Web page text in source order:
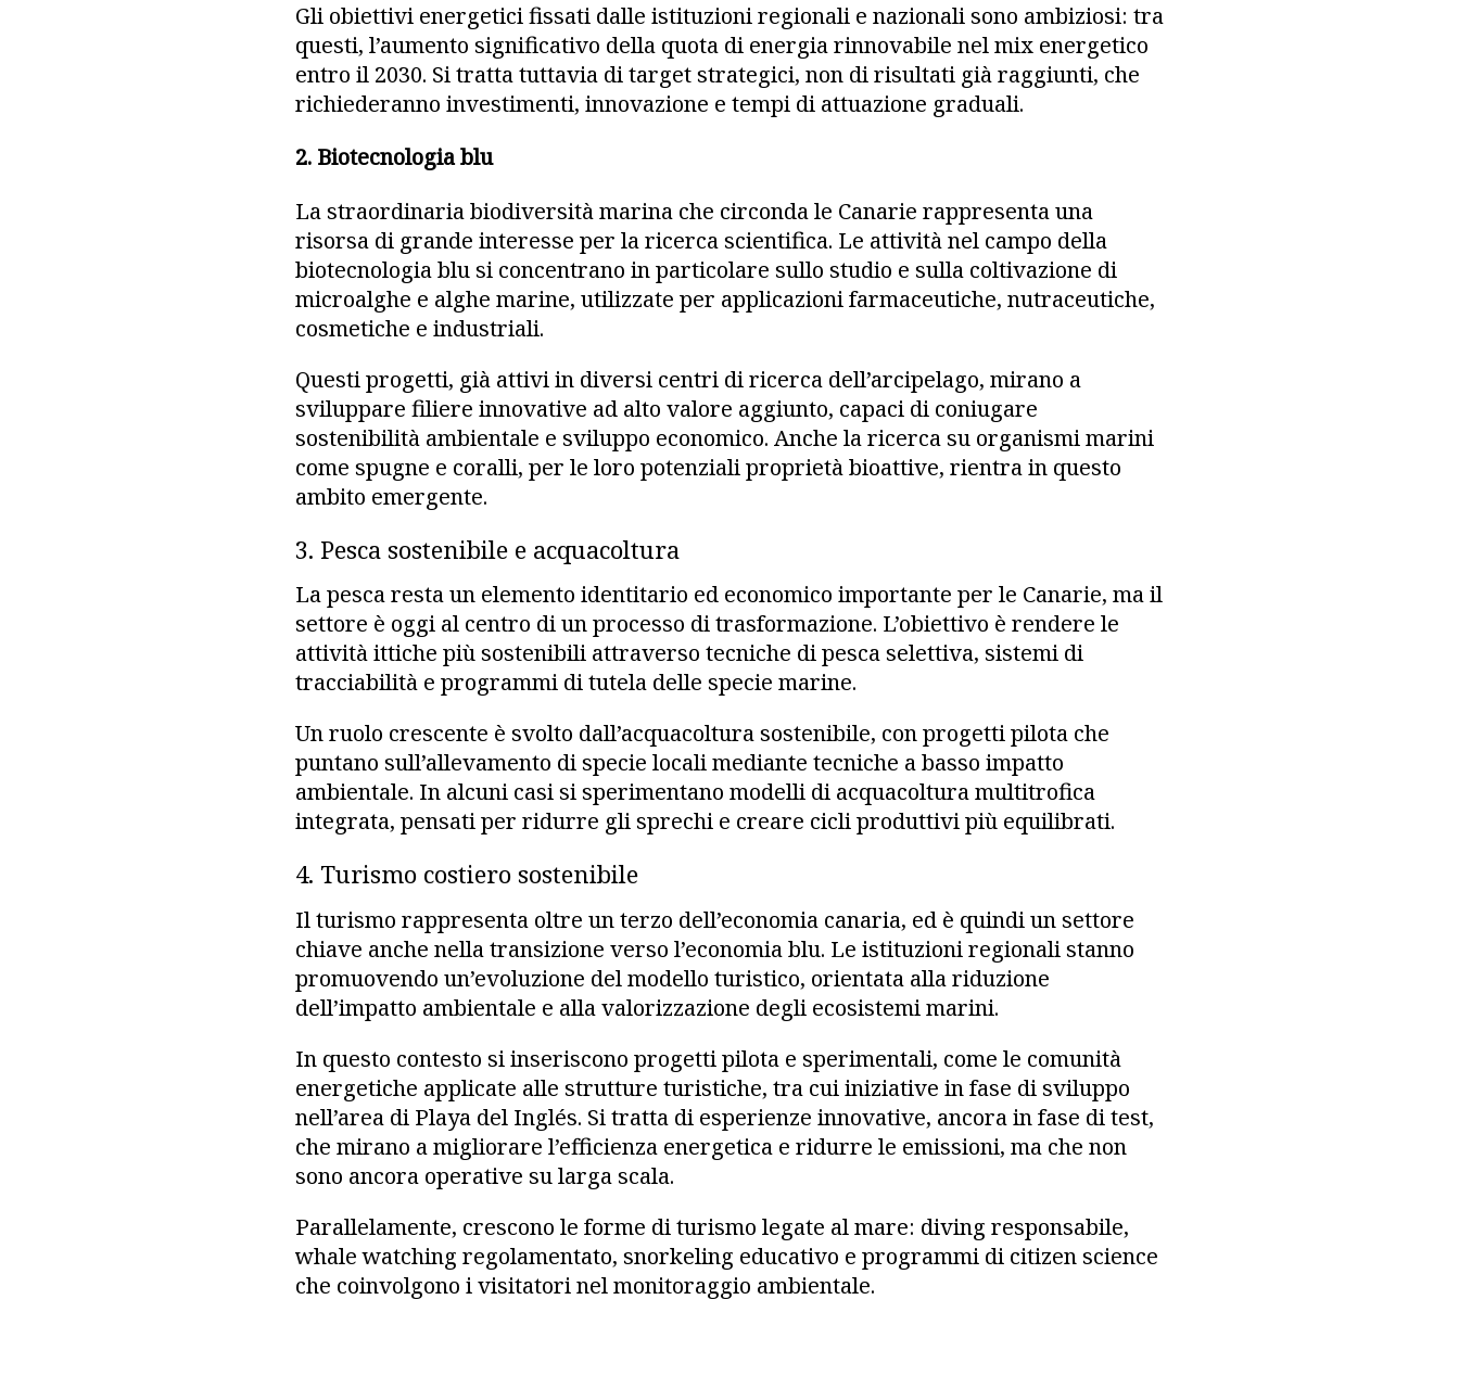
Gli obiettivi energetici fissati dalle istituzioni regionali e nazionali sono ambiziosi: tra
questi, l’aumento significativo della quota di energia rinnovabile nel mix energetico
entro il 2030. Si tratta tuttavia di target strategici, non di risultati già raggiunti, che
richiederanno investimenti, innovazione e tempi di attuazione graduali.
2. Biotecnologia blu
La straordinaria biodiversità marina che circonda le Canarie rappresenta una
risorsa di grande interesse per la ricerca scientifica. Le attività nel campo della
biotecnologia blu si concentrano in particolare sullo studio e sulla coltivazione di
microalghe e alghe marine, utilizzate per applicazioni farmaceutiche, nutraceutiche,
cosmetiche e industriali.
Questi progetti, già attivi in diversi centri di ricerca dell’arcipelago, mirano a
sviluppare filiere innovative ad alto valore aggiunto, capaci di coniugare
sostenibilità ambientale e sviluppo economico. Anche la ricerca su organismi marini
come spugne e coralli, per le loro potenziali proprietà bioattive, rientra in questo
ambito emergente.
3. Pesca sostenibile e acquacoltura
La pesca resta un elemento identitario ed economico importante per le Canarie, ma il
settore è oggi al centro di un processo di trasformazione. L’obiettivo è rendere le
attività ittiche più sostenibili attraverso tecniche di pesca selettiva, sistemi di
tracciabilità e programmi di tutela delle specie marine.
Un ruolo crescente è svolto dall’acquacoltura sostenibile, con progetti pilota che
puntano sull’allevamento di specie locali mediante tecniche a basso impatto
ambientale. In alcuni casi si sperimentano modelli di acquacoltura multitrofica
integrata, pensati per ridurre gli sprechi e creare cicli produttivi più equilibrati.
4. Turismo costiero sostenibile
Il turismo rappresenta oltre un terzo dell’economia canaria, ed è quindi un settore
chiave anche nella transizione verso l’economia blu. Le istituzioni regionali stanno
promuovendo un’evoluzione del modello turistico, orientata alla riduzione
dell’impatto ambientale e alla valorizzazione degli ecosistemi marini.
In questo contesto si inseriscono progetti pilota e sperimentali, come le comunità
energetiche applicate alle strutture turistiche, tra cui iniziative in fase di sviluppo
nell’area di Playa del Inglés. Si tratta di esperienze innovative, ancora in fase di test,
che mirano a migliorare l’efficienza energetica e ridurre le emissioni, ma che non
sono ancora operative su larga scala.
Parallelamente, crescono le forme di turismo legate al mare: diving responsabile,
whale watching regolamentato, snorkeling educativo e programmi di citizen science
che coinvolgono i visitatori nel monitoraggio ambientale.